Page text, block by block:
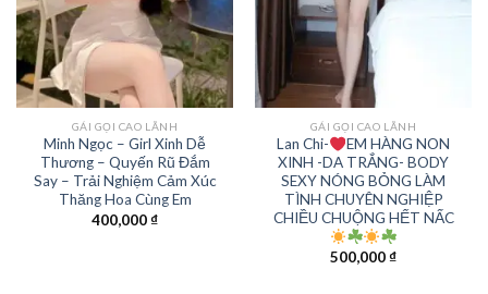
GÁI GỌI CAO LÃNH
Minh Ngọc – Girl Xinh Dễ
Thương – Quyến Rũ Đắm
Say – Trải Nghiệm Cảm Xúc
Thăng Hoa Cùng Em
400,000₫
GÁI GỌI CAO LÃNH
Lan Chi-
EM HÀNG NON
XINH -DA TRẮNG- BODY
SEXY NÓNG BỎNG LÀM
TÌNH CHUYÊN NGHIỆP
CHIỀU CHUỘNG HẾT NẤC
500,000₫